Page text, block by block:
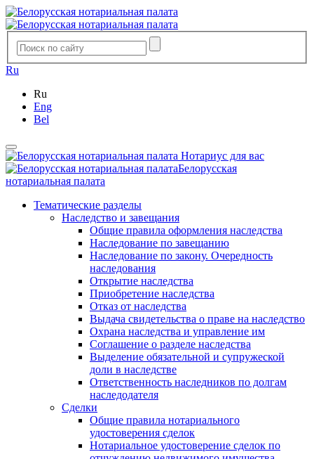
Ru
Ru
Eng
Bel
Нотариус для вас
Белорусская
нотариальная палата
Тематические разделы
Наследство и завещания
Общие правила оформления наследства
Наследование по завещанию
Наследование по закону. Очередность
наследования
Открытие наследства
Приобретение наследства
Отказ от наследства
Выдача свидетельства о праве на наследство
Охрана наследства и управление им
Соглашение о разделе наследства
Выделение обязательной и супружеской
доли в наследстве
Ответственность наследников по долгам
наследодателя
Сделки
Общие правила нотариального
удостоверения сделок
Нотариальное удостоверение сделок по